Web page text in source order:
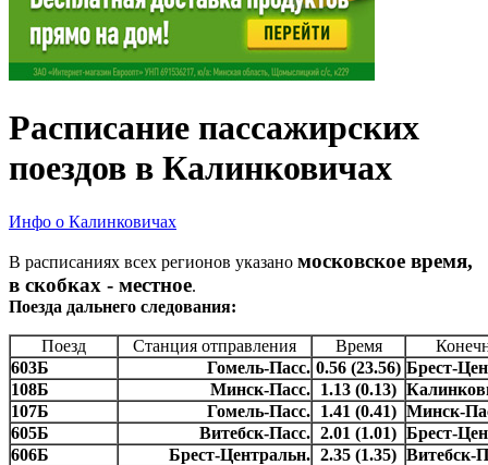
Расписание пассажирских
поездов в Калинковичах
Инфо о Калинковичах
В расписаниях всех регионов указано московское время,
в скобках - местное.
Поезда дальнего следования:
Поезд Станция отправления Время
603Б
Гомель-Пасс. 0.56 (23.56) Брест-
108Б
Минск-Пасс. 1.13 (0.13)
107Б
Гомель-Пасс. 1.41 (0.41) Минск-
605Б
Витебск-Пасс. 2.01 (1.01) Брест-
606Б
Брест-Центральн. 2.35 (1.35) Витебск-